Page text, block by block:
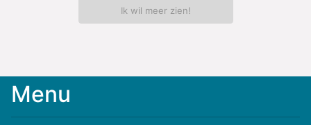
Ik wil meer zien!
Menu